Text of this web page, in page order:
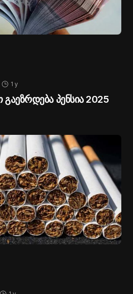
1 y
პენსია 2025